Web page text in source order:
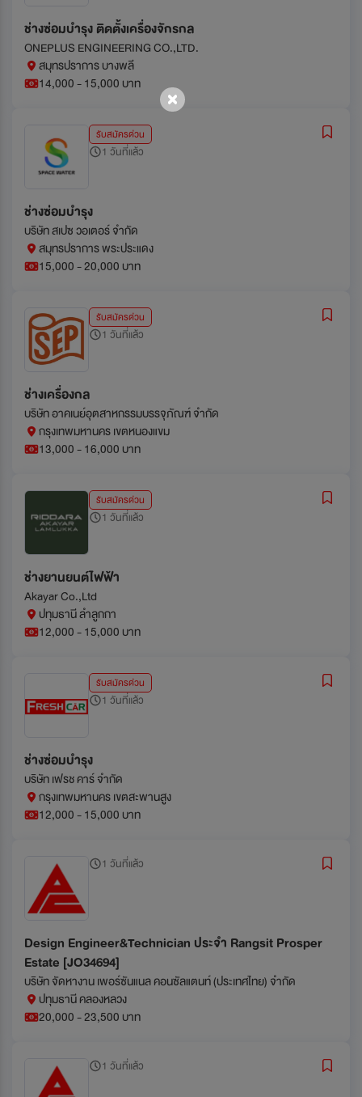
ช่างซ่อมบำรุง ติดตั้งเครื่องจักรกล
ONEPLUS ENGINEERING CO.,LTD.
สมุทรปราการ บางพลี
14,000 - 15,000 บาท
รับสมัครด่วน
1 วันที่แล้ว
ช่างซ่อมบำรุง
บริษัท สเปซ วอเตอร์ จำกัด
สมุทรปราการ พระประแดง
15,000 - 20,000 บาท
รับสมัครด่วน
1 วันที่แล้ว
ช่่างเครื่องกล
บริษัท อาคเนย์อุตสาหกรรมบรรจุภัณฑ์ จำกัด
กรุงเทพมหานคร เขตหนองแขม
13,000 - 16,000 บาท
รับสมัครด่วน
1 วันที่แล้ว
ช่างยานยนต์ไฟฟ้า
Akayar Co.,Ltd
ปทุมธานี ลำลูกกา
12,000 - 15,000 บาท
รับสมัครด่วน
1 วันที่แล้ว
ช่างซ่อมบำรุง
บริษัท เฟรช คาร์ จำกัด
กรุงเทพมหานคร เขตสะพานสูง
12,000 - 15,000 บาท
1 วันที่แล้ว
Design Engineer&Technician ประจำ Rangsit Prosper
Estate [JO34694]
บริษัท จัดหางาน เพอร์ซันแนล คอนซัลแตนท์ (ประเทศไทย) จำกัด
ปทุมธานี คลองหลวง
20,000 - 23,500 บาท
1 วันที่แล้ว